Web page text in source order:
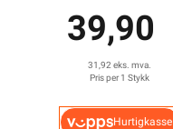
39,90
31,92 eks. mva.
Pris per 1 Stykk
Hurtigkasse